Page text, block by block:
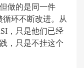
做的是同一件
环不断改进。从
，只是他们已经
，只是不挂这个